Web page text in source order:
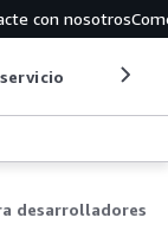
con nosotros
desarrolladores